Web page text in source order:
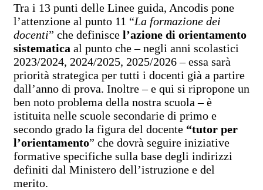
Tra i 13 punti delle Linee guida, Ancodis pone
l’attenzione al punto 11 “La formazione dei
docenti” che definisce l’azione di orientamento
sistematica al punto che – negli anni scolastici
2023/2024, 2024/2025, 2025/2026 – essa sarà
priorità strategica per tutti i docenti già a partire
dall’anno di prova. Inoltre – e qui si ripropone un
ben noto problema della nostra scuola – è
istituita nelle scuole secondarie di primo e
secondo grado la figura del docente “tutor per
l’orientamento” che dovrà seguire iniziative
formative specifiche sulla base degli indirizzi
definiti dal Ministero dell’istruzione e del
merito.